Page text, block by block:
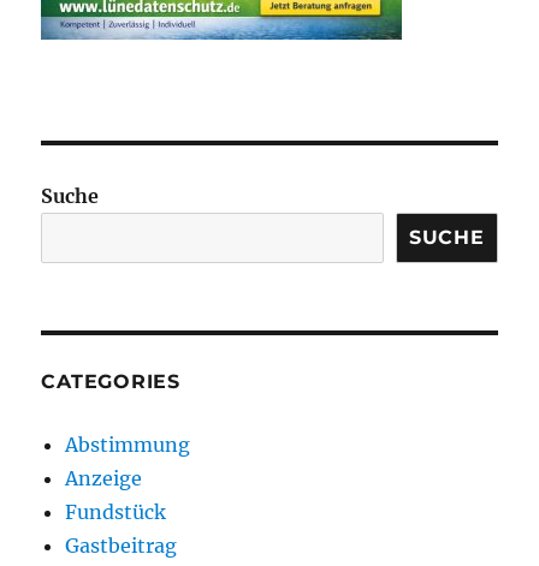
Suche
SUCHE
CATEGORIES
Abstimmung
Anzeige
Fundstück
Gastbeitrag